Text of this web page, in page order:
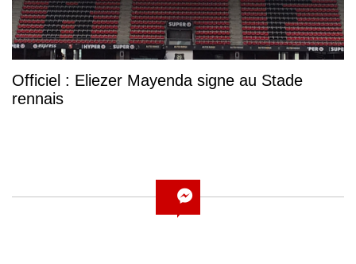
Officiel : Eliezer Mayenda signe au Stade
rennais